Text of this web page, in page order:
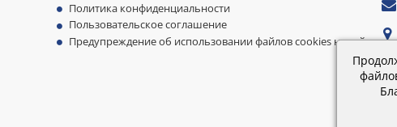
Политика конфиденциальности
Пользовательское соглашение
Предупреждение об использовании файлов cookies на сайте